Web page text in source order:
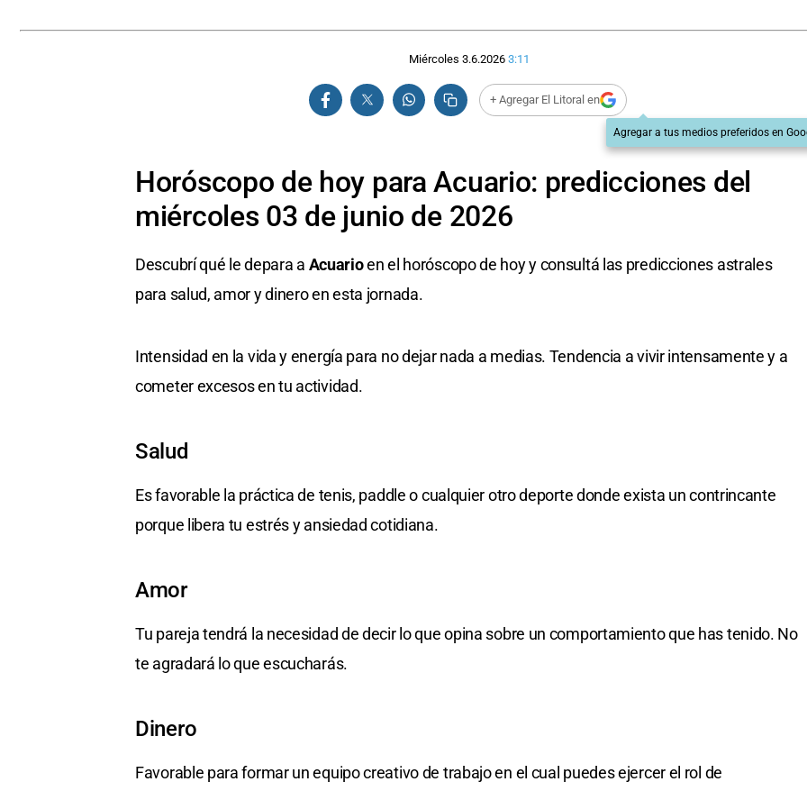
Miércoles 3.6.2026 3:11
+ Agregar El Litoral en
Agregar a tus medios preferidos en
Horóscopo de hoy para Acuario: predicciones del
miércoles 03 de junio de 2026
Descubrí qué le depara a Acuarioen el horóscopo de hoy y consultá las predicciones astrales
para salud, amor y dinero en esta jornada.
Intensidad en la vida y energía para no dejar nada a medias. Tendencia a vivir intensamente y a
cometer excesos en tu actividad.
Salud
Es favorable la práctica de tenis, paddle o cualquier otro deporte donde exista un contrincante
porque libera tu estrés y ansiedad cotidiana.
Amor
Tu pareja tendrá la necesidad de decir lo que opina sobre un comportamiento que has tenido. No
te agradará lo que escucharás.
Dinero
Favorable para formar un equipo creativo de trabajo en el cual puedes ejercer el rol de